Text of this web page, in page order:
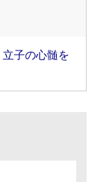
立子の心髄を